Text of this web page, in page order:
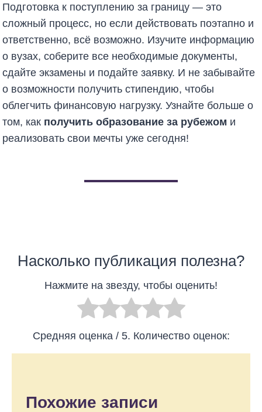
Подготовка к поступлению за границу — это
сложный процесс, но если действовать поэтапно и
ответственно, всё возможно. Изучите информацию
о вузах, соберите все необходимые документы,
сдайте экзамены и подайте заявку. И не забывайте
о возможности получить стипендию, чтобы
облегчить финансовую нагрузку. Узнайте больше о
том, как получить образование за рубежом и
реализовать свои мечты уже сегодня!
Насколько публикация полезна?
Нажмите на звезду, чтобы оценить!
Средняя оценка / 5. Количество оценок:
Похожие записи